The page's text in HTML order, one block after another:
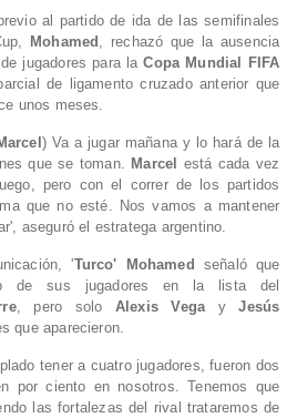
al partido de ida de las semifinales
Mohamed , rechazó que la ausencia
jugadores para la Copa Mundial FIFA
de ligamento cruzado anterior que
unos meses.
) Va a jugar mañana y lo hará de la
que se toman. Marcel
está cada vez
pero con el correr de los partidos
que no esté. Nos vamos a mantener
aseguró el estratega argentino.
'Turco' Mohamed
señaló que
de sus jugadores en la lista del
, pero solo Alexis Vega y
Jesús
que aparecieron.
tener a cuatro jugadores, fueron dos
por ciento en nosotros. Tenemos que
las fortalezas del rival trataremos de